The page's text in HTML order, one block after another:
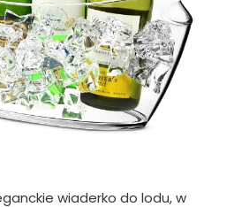
wiaderko do lodu, w